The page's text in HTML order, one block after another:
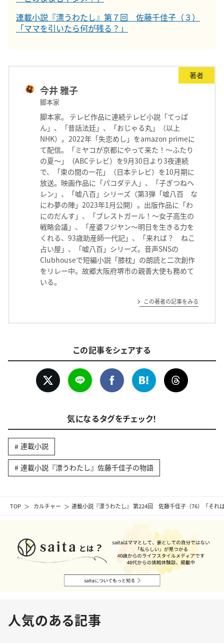
TOP カルチャー 連載小説『漂うわたし』 第224回 佐藤千佳子（76）「それ
連載小説『漂うわたし』第７回 佐藤千佳子（３）
「ママを引いたら何が残る？」
著者
今井 雅子
脚本家
脚本家。 テレビ作品に連続テレビ小説「てっぱ
ん」、「昔話法廷」、「おじゃる丸」（以上
NHK）。2022年「失恋めし」をamazon primeに
て配信。「ミヤコが京都にやって来た！〜ふたり
の夏〜」（ABCテレビ）を9月30日より3夜連続
で、「束の間の一花」（日本テレビ）を10月期に
放送。映画作品に「パコダテ人」、「子ぎつねヘ
レン」、「嘘八百」シリーズ（第3弾「嘘八百 な
にわ夢の陣」2023年1月公開）。出版作品に「わ
にのだんす」、「ブレストガール！〜女子高生の
戦略会議」、「産婆フジヤン〜明日を生きる力を
くれる、93歳助産師一代記」、「来れば？ ねこ
占い屋」、「嘘八百」シリーズ。音声SNSの
Clubhouseで短編小説「膝枕」の朗読と二次創作
をリレー中。故郷大阪府堺市の親善大使も務めて
いる。
この著者の記事をみる
この記事をシェアする
気になるタグをチェック！
連載小説
連載小説『漂うわたし』佐藤千佳子の物語
人気のある記事